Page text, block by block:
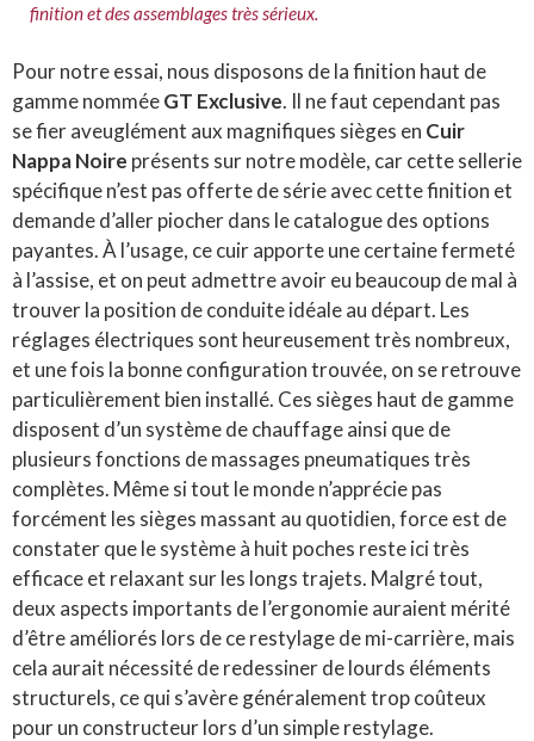
finition et des assemblages très sérieux.
Pour notre essai, nous disposons de la finition haut de
gamme nomméeGT Exclusive. Il ne faut cependant pas
se fier aveuglément aux magnifiques sièges en Cuir
Nappa Noire présents sur notre modèle, car cette sellerie
spécifique n’est pas offerte de série avec cette finition et
demande d’aller piocher dans le catalogue des options
payantes. À l’usage, ce cuir apporte une certaine fermeté
à l’assise, et on peut admettre avoir eu beaucoup de mal à
trouver la position de conduite idéale au départ. Les
réglages électriques sont heureusement très nombreux,
et une fois la bonne configuration trouvée, on se retrouve
particulièrement bien installé. Ces sièges haut de gamme
disposent d’un système de chauffage ainsi que de
plusieurs fonctions de massages pneumatiques très
complètes. Même si tout le monde n’apprécie pas
forcément les sièges massant au quotidien, force est de
constater que le système à huit poches reste ici très
efficace et relaxant sur les longs trajets. Malgré tout,
deux aspects importants de l’ergonomie auraient mérité
d’être améliorés lors de ce restylage de mi-carrière, mais
cela aurait nécessité de redessiner de lourds éléments
structurels, ce qui s’avère généralement trop coûteux
pour un constructeur lors d’un simple restylage.